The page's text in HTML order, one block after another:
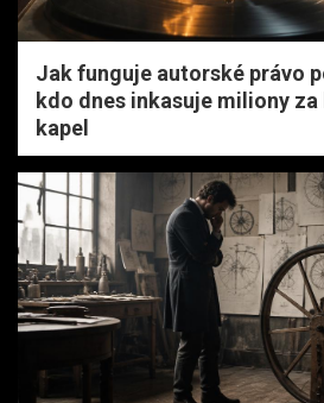
Jak funguje autorské právo
kdo dnes inkasuje miliony
kapel